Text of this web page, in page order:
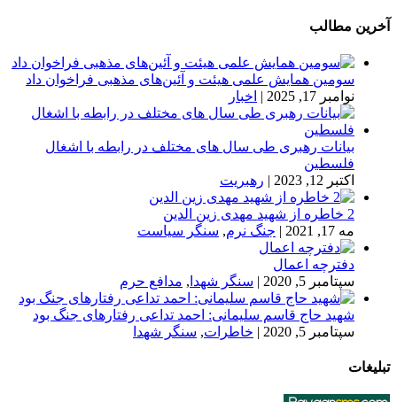
آخرین مطالب
سومین همایش علمی هیئت و آئین‌های مذهبی فراخوان داد
نوامبر 17, 2025
| اخبار
بیانات رهبری طی سال های مختلف در رابطه با اشغال
فلسطین
اکتبر 12, 2023
| رهبریت
2 خاطره از شهید مهدی زین الدین
مه 17, 2021
| جنگ نرم, سنگر سیاست
دفترچه اعمال
سپتامبر 5, 2020
| سنگر شهدا , مدافع حرم
شهید حاج قاسم سلیمانی: احمد تداعی رفتارهای جنگ بود
سپتامبر 5, 2020
| خاطرات, سنگر شهدا
تبلیغات